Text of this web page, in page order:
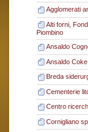
Agglomerati
Alti forni,
Piombino
Ansaldo
Ansaldo Coke
Breda
Cementerie
Centro
Cornigliano